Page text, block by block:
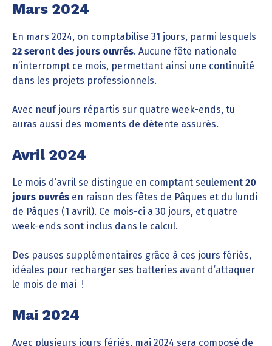
Mars 2024
En mars 2024, on comptabilise 31 jours, parmi lesquels
22 seront des jours ouvrés. Aucune fête nationale
n’interrompt ce mois, permettant ainsi une continuité
dans les projets professionnels.
Avec neuf jours répartis sur quatre week-ends, tu
auras aussi des moments de détente assurés.
Avril 2024
Le mois d’avril se distingue en comptant seulement 20
jours ouvrés en raison des fêtes de Pâques et du lundi
de Pâques (1 avril). Ce mois-ci a 30 jours, et quatre
week-ends sont inclus dans le calcul.
Des pauses supplémentaires grâce à ces jours fériés,
idéales pour recharger ses batteries avant d’attaquer
le mois de mai !
Mai 2024
Avec plusieurs jours fériés, mai 2024 sera composé de